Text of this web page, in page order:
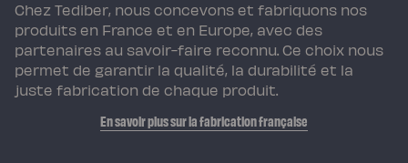
Chez Tediber, nous concevons et fabriquons nos
produits en France et en Europe, avec des
partenaires au savoir-faire reconnu. Ce choix nous
permet de garantir la qualité, la durabilité et la
juste fabrication de chaque produit.
En savoir plus sur la fabrication française